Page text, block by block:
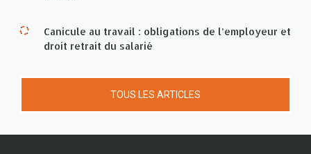
Canicule au travail : obligations de l’employeur et
droit retrait du salarié
TOUS LES ARTICLES